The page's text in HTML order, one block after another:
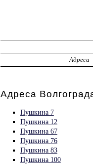
Адреса
Адреса
Пушкина 7
Пушкина 12
Пушкина 67
Пушкина 76
Пушкина 83
Пушкина 100